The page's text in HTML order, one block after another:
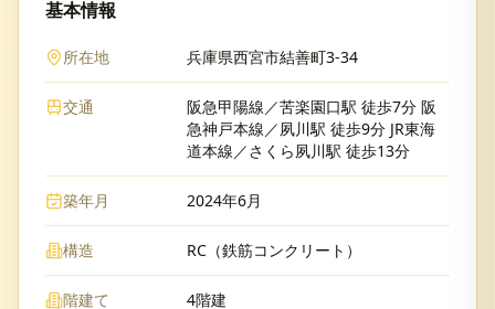
基本情報
所在地 兵庫県西宮市結善町3-34
交通
阪急甲陽線／苦楽園口駅 徒歩7分 阪
急神戸本線／夙川駅 徒歩9分 JR東海
道本線／さくら夙川駅 徒歩13分
築年月 2024年6月
構造 RC（鉄筋コンクリート）
階建て 4階建